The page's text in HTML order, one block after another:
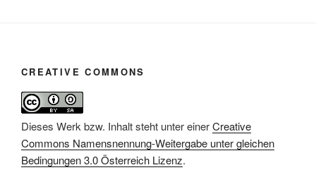
CREATIVE COMMONS
Dieses Werk bzw. Inhalt steht unter einerCreative
Commons Namensnennung-Weitergabe unter gleichen
Bedingungen 3.0 Österreich Lizenz.